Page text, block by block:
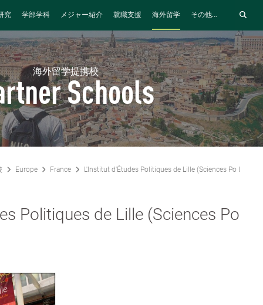
究 学部学科 メジャー紹介 就職支援 海外留学 その他...
海外留学提携校
Schools
Europe France L'Institut d'Études Politiques de Lille (Sciences Po Lille)
Politiques de Lille (Sciences Po